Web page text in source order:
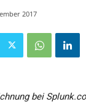
2017
bei